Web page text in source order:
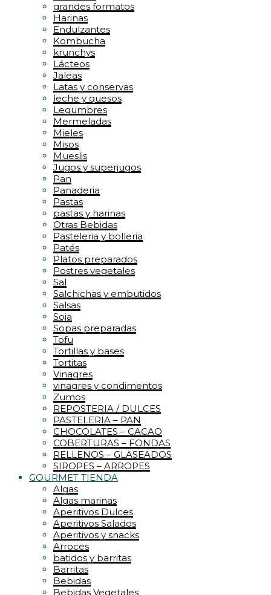
grandes formatos
Harinas
Endulzantes
Kombucha
krunchys
Lácteos
Jaleas
Latas y conservas
leche y quesos
Legumbres
Mermeladas
Mieles
Misos
Mueslis
Jugos y superjugos
Pan
Panaderia
Pastas
pastas y harinas
Otras Bebidas
Pasteleria y bolleria
Patés
Platos preparados
Postres vegetales
Sal
Salchichas y embutidos
Salsas
Soja
Sopas preparadas
Tofu
Tortillas y bases
Tortitas
Vinagres
vinagres y condimentos
Zumos
REPOSTERIA / DULCES
PASTELERIA – PAN
CHOCOLATES – CACAO
COBERTURAS – FONDAS
RELLENOS – GLASEADOS
SIROPES – ARROPES
GOURMET TIENDA
Algas
Algas marinas
Aperitivos Dulces
Aperitivos Salados
Aperitivos y snacks
Arroces
batidos y barritas
Barritas
Bebidas
Bebidas Vegetales